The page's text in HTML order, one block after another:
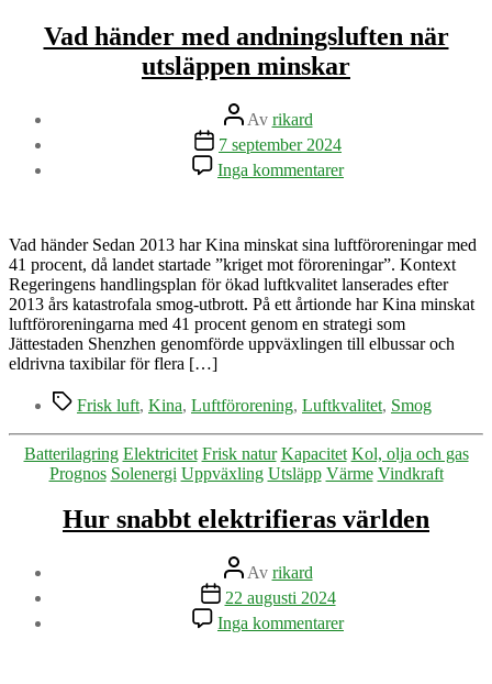
Vad händer med andningsluften när
utsläppen minskar
Inläggsförfattare
Av rikard
Inläggsdatum
7 september 2024
Inga kommentarertill
Vad
andningsluften
när
utsläppen
minskar
Vad händer Sedan 2013 har Kina minskat sina luftföroreningar med
41 procent, då landet startade ”kriget mot föroreningar”. Kontext
Regeringens handlingsplan för ökad luftkvalitet lanserades efter
2013 års katastrofala smog-utbrott. På ett årtionde har Kina minskat
luftföroreningarna med 41 procent genom en strategi som
Jättestaden Shenzhen genomförde uppväxlingen till elbussar och
eldrivna taxibilar för flera […]
Etiketter
Frisk luft, Kina, Luftförorening, Luftkvalitet, Smog
Kategorier
Batterilagring Elektricitet Frisk natur Kapacitet Kol, olja och gas
Prognos Solenergi Uppväxling Utsläpp Värme Vindkraft
Hur snabbt elektrifieras världen
Inläggsförfattare
Av rikard
Inläggsdatum
22 augusti 2024
Inga kommentarertill
Hur